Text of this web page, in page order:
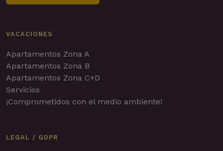
VACACIONES
Apartamentos Zona A
Apartamentos Zona B
Apartamentos Zona C+D
Servicios
¡Comprometidos con el medio ambiente!
LEGAL / GDPR